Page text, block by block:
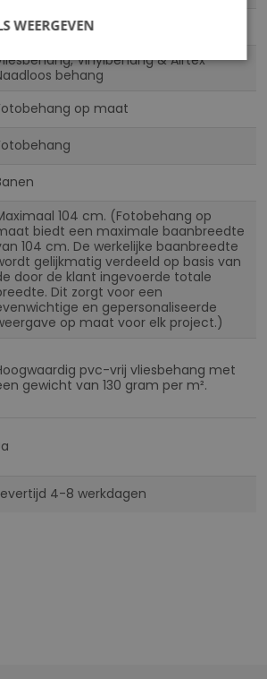
Vinylbehang & Airtex
behang
op maat
104 cm. (Fotobehang op
biedt een maximale baanbreedte
104 cm. De werkelijke baanbreedte
gelijkmatig verdeeld op basis van
door de klant ingevoerde totale
Dit zorgt voor een
en gepersonaliseerde
op maat voor elk project.)
pvc-vrij vliesbehang met
gewicht van 130 gram per m².
4-8 werkdagen
WEERGEVEN